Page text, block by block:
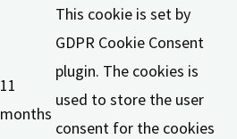
11
months
This cookie is set by
GDPR Cookie Consent
plugin. The cookies is
used to store the user
consent for the cookies